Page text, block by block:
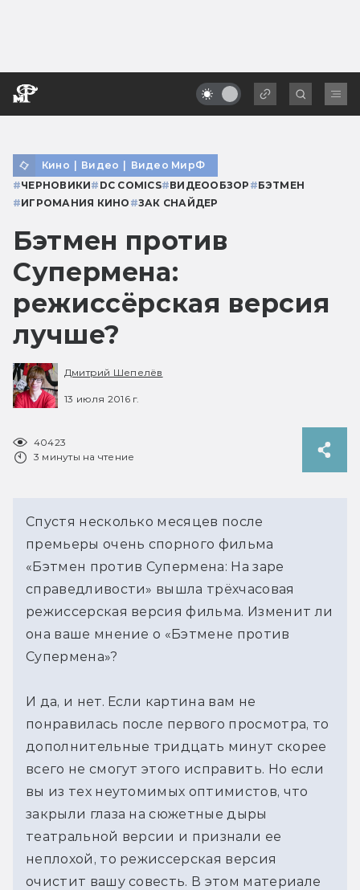
Кино | Видео | Видео МирФ
#ЧЕРНОВИКИ# DC COMICS#ВИДЕООБЗОР #БЭТМЕН
#ИГРОМАНИЯ КИНО #ЗАК СНАЙДЕР
Бэтмен против
Супермена:
режиссёрская версия
лучше?
Дмитрий Шепелёв
13 июля 2016 г.
40423
3 минуты на чтение
Спустя несколько месяцев после
премьеры очень спорного фильма
«Бэтмен против Супермена: На заре
справедливости» вышла трёхчасовая
режиссерская версия фильма. Изменит ли
она ваше мнение о «Бэтмене против
Супермена»?
И да, и нет. Если картина вам не
понравилась после первого просмотра, то
дополнительные тридцать минут скорее
всего не смогут этого исправить. Но если
вы из тех неутомимых оптимистов, что
закрыли глаза на сюжетные дыры
театральной версии и признали ее
неплохой, то режиссерская версия
очистит вашу совесть. В этом материале